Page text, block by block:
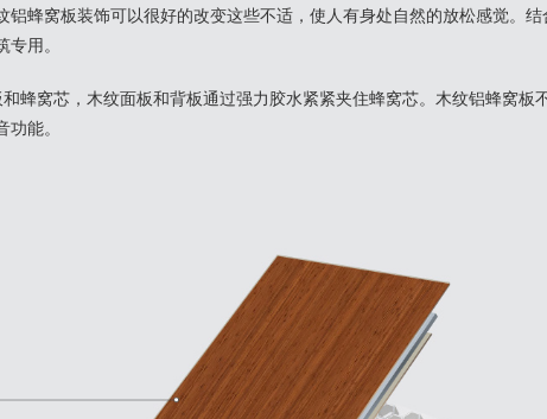
铝蜂窝板装饰可以很好的改变这些不适，使人有身处自然的放松感觉。
用。
蜂窝芯，木纹面板和背板通过强力胶水紧紧夹住蜂窝芯。木纹铝蜂窝板
能。